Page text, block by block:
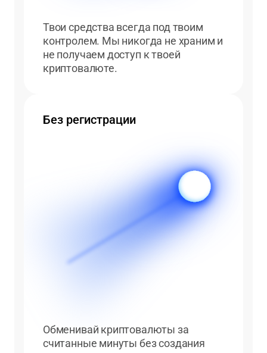
Твои средства всегда под твоим
контролем. Мы никогда не храним и
не получаем доступ к твоей
криптовалюте.
Без регистрации
Обменивай криптовалюты за
считанные минуты без создания